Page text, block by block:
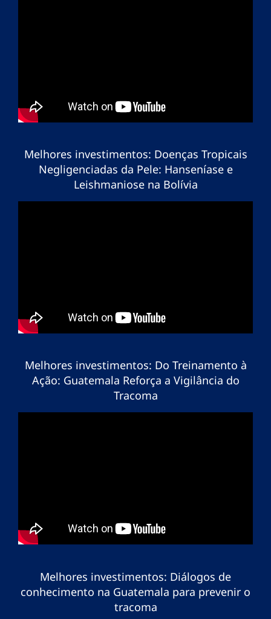
Melhores investimentos: Doenças Tropicais
Negligenciadas da Pele: Hanseníase e
Leishmaniose na Bolívia
Melhores investimentos: Do Treinamento à
Ação: Guatemala Reforça a Vigilância do
Tracoma
Melhores investimentos: Diálogos de
conhecimento na Guatemala para prevenir o
tracoma